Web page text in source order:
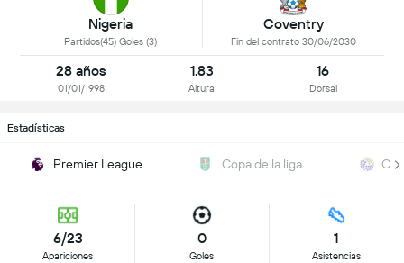
Nigeria
Partidos(45) Goles (3)
Coventry
Fin del contrato 30/06/2030
28 años
01/01/1998
1.83
Altura
16
Dorsal
Estadísticas
Premier League Copa de la liga
6/23
Apariciones
0
Goles
1
Asistencias